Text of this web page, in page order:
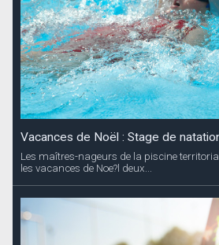
Vacances de Noël : Stage de
Les maîtres-nageurs de la piscine
les vacances de Noe?l deux...